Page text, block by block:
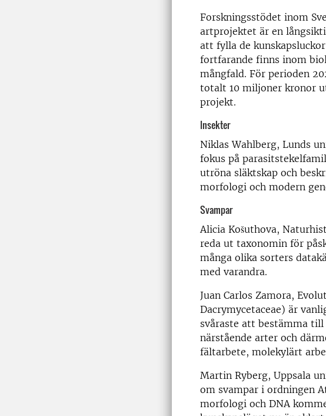
Forskningsstödet inom
artprojektet är en
att fylla de
fortfarande finns inom
mångfald. För perioden
totalt 10 miljoner kronor
projekt.
Insekter
Niklas Wahlberg, Lunds
fokus på
utröna släktskap och
morfologi och modern
Svampar
Alicia Košuthova,
reda ut taxonomin för
många olika sorters
med varandra.
Juan Carlos Zamora,
Dacrymycetaceae) är
svåraste att bestämma
närstående arter och
fältarbete, molekylärt
Martin Ryberg, Uppsala
om svampar i ordningen
morfologi och DNA